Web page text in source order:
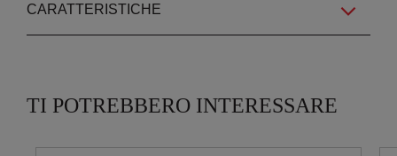
CARATTERISTICHE
TI POTREBBERO INTERESSARE